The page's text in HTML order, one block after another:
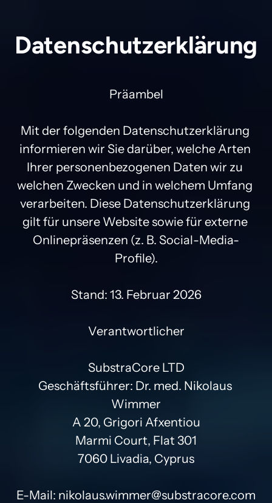
Datenschutzerklärung
Präambel
Mit der folgenden Datenschutzerklärung
informieren wir Sie darüber, welche Arten
Ihrer personenbezogenen Daten wir zu
welchen Zwecken und in welchem Umfang
verarbeiten. Diese Datenschutzerklärung
gilt für unsere Website sowie für externe
Onlinepräsenzen (z. B. Social-Media-
Profile).
Stand: 13. Februar 2026
Verantwortlicher
SubstraCore LTD
Geschäftsführer: Dr. med. Nikolaus
Wimmer
A 20, Grigori Afxentiou
Marmi Court, Flat 301
7060 Livadia, Cyprus
E-Mail: nikolaus.wimmer@substracore.com